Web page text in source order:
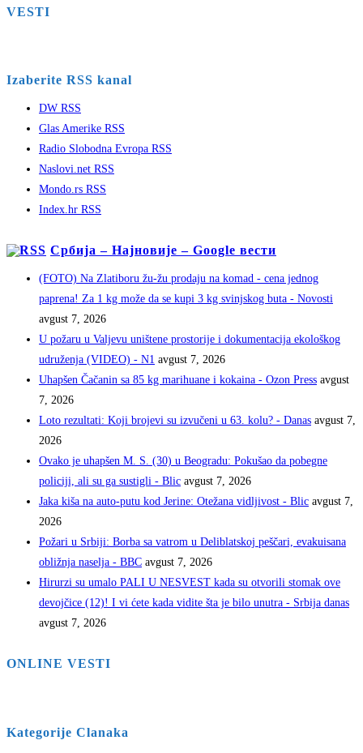
VESTI
Izaberite RSS kanal
DW RSS
Glas Amerike RSS
Radio Slobodna Evropa RSS
Naslovi.net RSS
Mondo.rs RSS
Index.hr RSS
Србија – Најновије – Google вести
(FOTO) Na Zlatiboru žu-žu prodaju na komad - cena jednog
paprena! Za 1 kg može da se kupi 3 kg svinjskog buta - Novosti
avgust 7, 2026
U požaru u Valjevu uništene prostorije i dokumentacija ekološkog
udruženja (VIDEO) - N1 avgust 7, 2026
Uhapšen Čačanin sa 85 kg marihuane i kokaina - Ozon Press avgust
7, 2026
Loto rezultati: Koji brojevi su izvučeni u 63. kolu? - Danas avgust 7,
2026
Ovako je uhapšen M. S. (30) u Beogradu: Pokušao da pobegne
policiji, ali su ga sustigli - Blic avgust 7, 2026
Jaka kiša na auto-putu kod Jerine: Otežana vidljivost - Blic avgust 7,
2026
Požari u Srbiji: Borba sa vatrom u Deliblatskoj peščari, evakuisana
obližnja naselja - BBC avgust 7, 2026
Hirurzi su umalo PALI U NESVEST kada su otvorili stomak ove
devojčice (12)! I vi ćete kada vidite šta je bilo unutra - Srbija danas
avgust 7, 2026
ONLINE VESTI
Kategorije Clanaka